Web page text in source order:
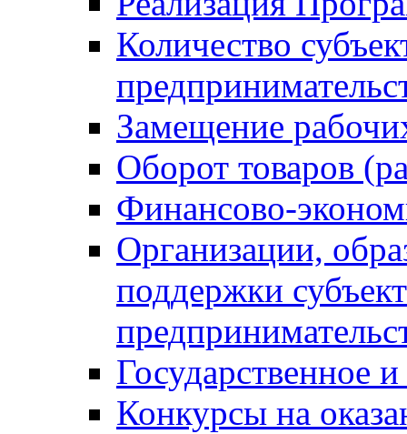
Количество
Замещение
Оборот товаров
Финансово-
Организации,
поддержки
Государственное
Конкурсы на